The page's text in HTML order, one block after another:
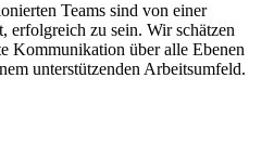
Teams sind von einer
erfolgreich zu sein. Wir schätzen
Kommunikation über alle Ebenen
unterstützenden Arbeitsumfeld.